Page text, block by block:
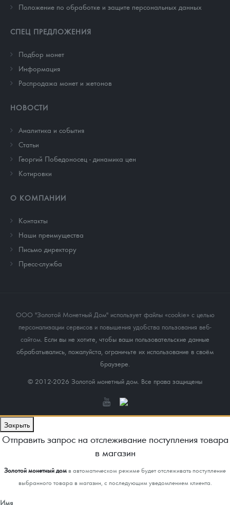
Положение по обработке и защите персональных данных
СПЕЦ ПРЕДЛОЖЕНИЯ
Подбор монет
Информация
Распродажа монет и жетонов
НОВОСТИ
Аналитика и события
Cтатьи
Георгий Победоносец - динамика цен
Котировки
О КОМПАНИИ
Контакты
Наши преимущества
Письмо директору
Пресс-служба
ООО "Золотой Монетный Дом" использует файлы «cookie» с целью
персонализации сервисов и повышения удобства пользования веб-
сайтом . Если вы не хотите, чтобы ваши пользовательские данные
обрабатывались, пожалуйста, ограничьте их использование в своём
браузере.
© 2012-2026 Золотой монетный дом. Все права защищены
Закрыть
Отправить запрос на отслеживание поступления товара
в магазин
Золотой монетный домв автоматическом режиме будет отслеживать поступление
выбранного товара в магазин, с последующим уведомлением клиента.
Имя